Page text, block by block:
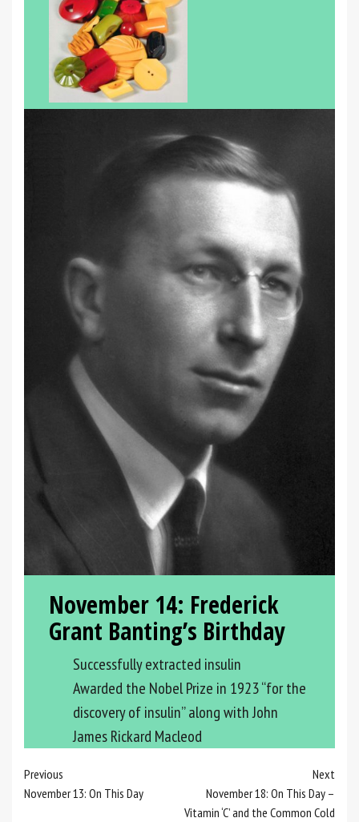
November 14: Frederick
Grant Banting’s Birthday
Successfully extracted insulin
Awarded the Nobel Prize in 1923 “for the
discovery of insulin” along with John
James Rickard Macleod
Continue
Reading
Previous
November 13: On This Day
Next
November 18: On This Day –
Vitamin ‘C’ and the Common Cold